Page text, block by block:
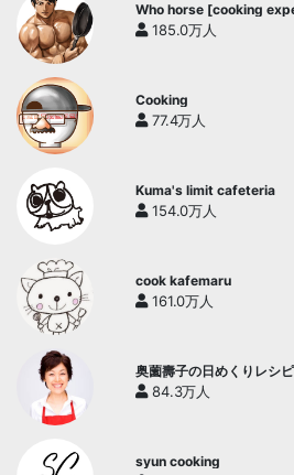
Who horse [cooking
185.0万人
Cooking
77.4万人
Kuma's limit cafeteria
154.0万人
cook kafemaru
161.0万人
奥薗壽子の日めくりレシ
ネル】
84.3万人
syun cooking